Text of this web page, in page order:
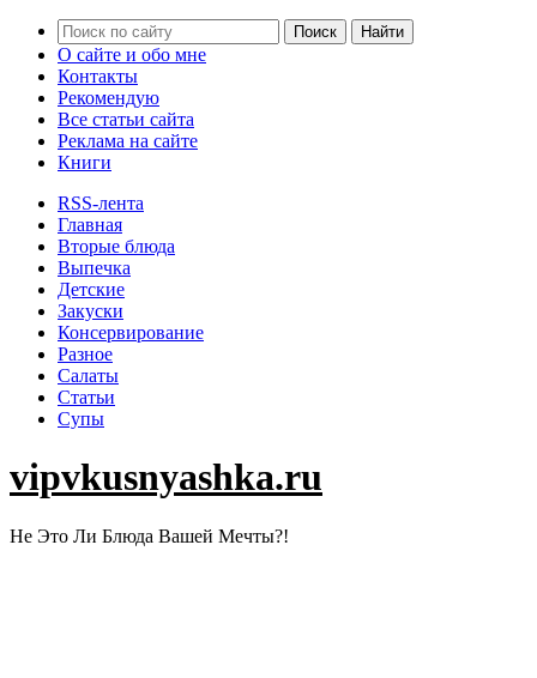
О сайте и обо мне
Контакты
Рекомендую
Все статьи сайта
Реклама на сайте
Книги
RSS-лента
Главная
Вторые блюда
Выпечка
Детские
Закуски
Консервирование
Разное
Салаты
Статьи
Супы
vipvkusnyashka.ru
Не Это Ли Блюда Вашей Мечты?!